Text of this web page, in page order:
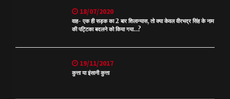
18/07/2020
वाह- एक ही सड़क का 2 बार शिलान्यास, तो क्या केवल वीरभद्र सिंह के नाम
की पट्टिका बदलने को किया गया…?
19/11/2017
कुत्ता या इंसानी कुत्ता